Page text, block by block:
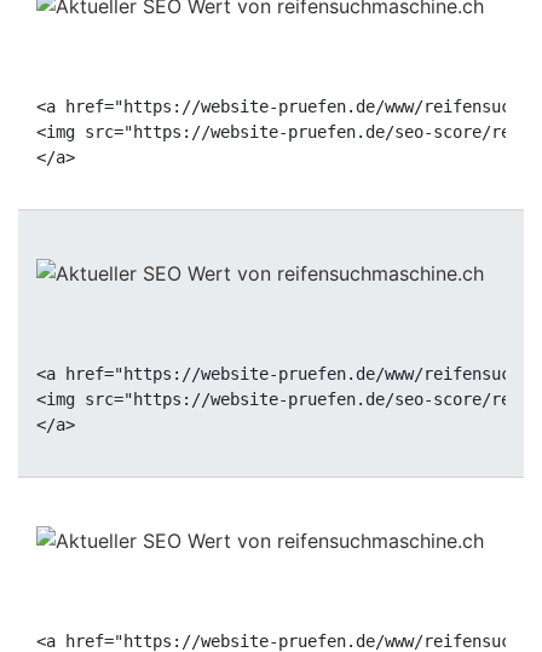
<a href="https://website-pruefen.de/www/
<img src="https://website-pruefen.de/seo-score/
<a href="https://website-pruefen.de/www/
<img src="https://website-pruefen.de/seo-score/
<a href="https://website-pruefen.de/www/